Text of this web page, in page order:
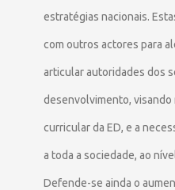
estratégias nacionais.
com outros actores para
articular autoridades dos
desenvolvimento, visando
curricular da ED, e a
a toda a sociedade, ao
Defende-se ainda o